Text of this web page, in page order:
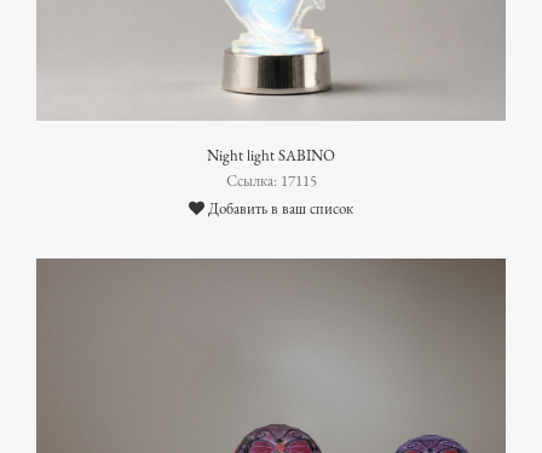
Night light SABINO
Ссылка: 17115
Добавить в ваш список